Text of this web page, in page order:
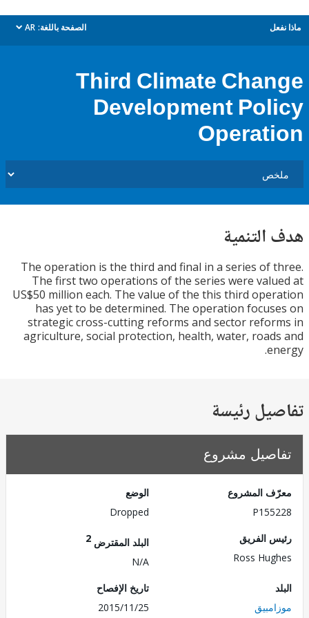
الصفحة باللغة: AR
dropdown
Third Climate
Development
The operation is the third and final in a series of
The first two operations of the series were
US$50 million each. The value of the this third
has yet to be determined. The operation
strategic cross-cutting reforms and sector
agriculture, social protection, health, water,
رئيسة
مشروع
المشروع
Dropped
الفريق
Ross
البلد المقترض
تاريخ الإفصاح
2015/11/25